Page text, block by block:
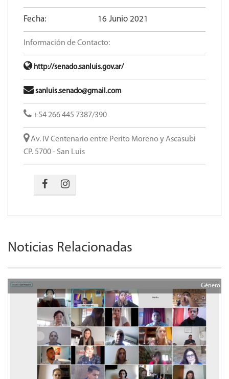
Fecha: 16 Junio 2021
Información de Contacto:
http://senado.sanluis.gov.ar/
sanluis.senado@gmail.com
+54 266 445 7387/390
Av. IV Centenario entre Perito Moreno y Ascasubi
CP. 5700 - San Luis
Noticias Relacionadas
Género